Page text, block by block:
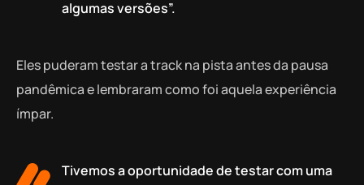
algumas versões”.
Eles puderam testar a track na pista antes da pausa
pandêmica e lembraram como foi aquela experiência
ímpar.
Tivemos a oportunidade de testar com uma